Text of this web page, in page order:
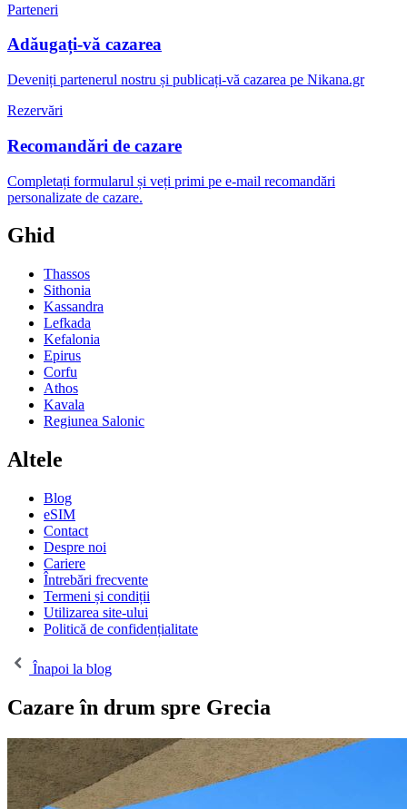
Parteneri
Adăugați-vă cazarea
Deveniți partenerul nostru și publicați-vă cazarea pe Nikana.gr
Rezervări
Recomandări de cazare
Completați formularul și veți primi pe e-mail recomandări
personalizate de cazare.
Ghid
Thassos
Sithonia
Kassandra
Lefkada
Kefalonia
Epirus
Corfu
Athos
Kavala
Regiunea Salonic
Altele
Blog
eSIM
Contact
Despre noi
Cariere
Întrebări frecvente
Termeni și condiții
Utilizarea site-ului
Politică de confidențialitate
Înapoi la blog
Cazare în drum spre Grecia